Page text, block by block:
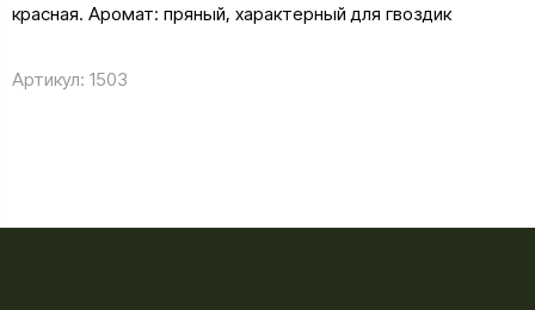
красная. Аромат: пряный, характерный для гвоздик
Артикул: 1503